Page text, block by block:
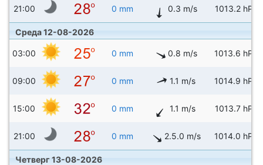
21:00 0 mm 0.3 m/s 1013.2 hPa
Среда 12-08-2026
03:00 0 mm 0.8 m/s 1013.6 hPa
09:00 0 mm 1.1 m/s 1014.9 hPa
15:00 0 mm 1.1 m/s 1013.7 hPa
21:00 0 mm 2.5.0 m/s 1014.0 hPa
Четверг 13-08-2026